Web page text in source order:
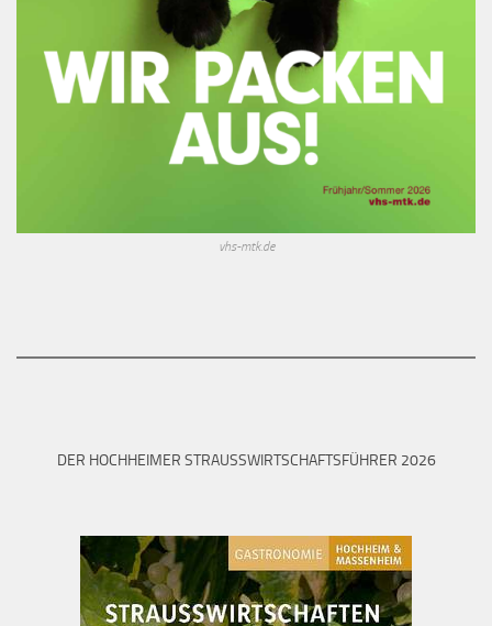
vhs-mtk.de
DER HOCHHEIMER STRAUSSWIRTSCHAFTSFÜHRER 2026